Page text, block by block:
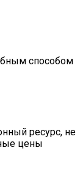
способом
ресурс, не
цены